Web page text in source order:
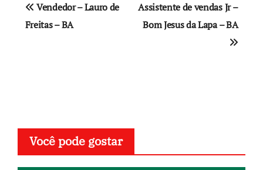
de
Vendedor – Lauro de
Freitas – BA
Assistente de vendas Jr –
Bom Jesus da Lapa – BA
Você pode gostar